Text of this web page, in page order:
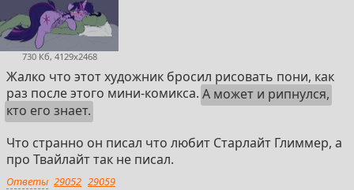
730 Кб, 4129x2468
Жалко что этот художник бросил рисовать пони, как
раз после этого мини-комикса. А может и рипнулся,
кто его знает.
Что странно он писал что любит Старлайт Глиммер, а
про Твайлайт так не писал.
Ответы 29052 29059